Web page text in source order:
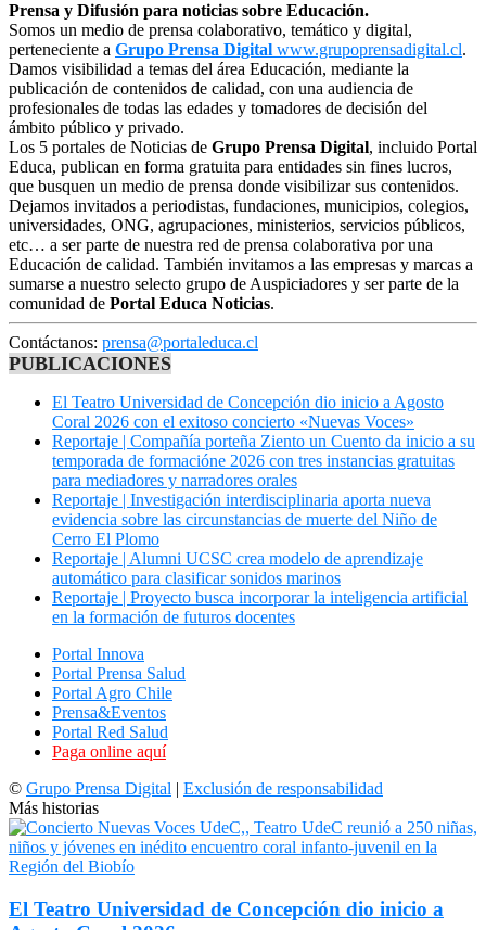
Prensa y Difusión para noticias sobre Educación.
Somos un medio de prensa colaborativo, temático y digital,
perteneciente a Grupo Prensa Digital www.grupoprensadigital.cl.
Damos visibilidad a temas del área Educación, mediante la
publicación de contenidos de calidad, con una audiencia de
profesionales de todas las edades y tomadores de decisión del
ámbito público y privado.
Los 5 portales de Noticias de Grupo Prensa Digital, incluido Portal
Educa, publican en forma gratuita para entidades sin fines lucros,
que busquen un medio de prensa donde visibilizar sus contenidos.
Dejamos invitados a periodistas, fundaciones, municipios, colegios,
universidades, ONG, agrupaciones, ministerios, servicios públicos,
etc… a ser parte de nuestra red de prensa colaborativa por una
Educación de calidad. También invitamos a las empresas y marcas a
sumarse a nuestro selecto grupo de Auspiciadores y ser parte de la
comunidad de Portal Educa Noticias.
Contáctanos: prensa@portaleduca.cl
PUBLICACIONES
El Teatro Universidad de Concepción dio inicio a Agosto
Coral 2026 con el exitoso concierto «Nuevas Voces»
Reportaje | Compañía porteña Ziento un Cuento da inicio a su
temporada de formacióne 2026 con tres instancias gratuitas
para mediadores y narradores orales
Reportaje | Investigación interdisciplinaria aporta nueva
evidencia sobre las circunstancias de muerte del Niño de
Cerro El Plomo
Reportaje | Alumni UCSC crea modelo de aprendizaje
automático para clasificar sonidos marinos
Reportaje | Proyecto busca incorporar la inteligencia artificial
en la formación de futuros docentes
Portal Innova
Portal Prensa Salud
Portal Agro Chile
Prensa&Eventos
Portal Red Salud
Paga online aquí
© Grupo Prensa Digital | Exclusión de responsabilidad
Más historias
El Teatro Universidad de Concepción dio inicio a